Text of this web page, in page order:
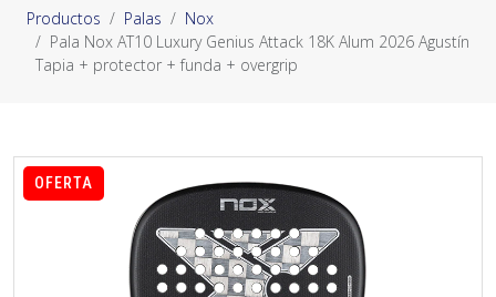
Productos Palas
Nox
Pala Nox AT10 Luxury Genius Attack 18K Alum 2026 Agustín
Tapia + protector + funda + overgrip
OFERTA